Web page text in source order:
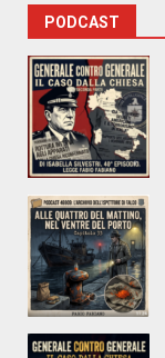
PODCAST